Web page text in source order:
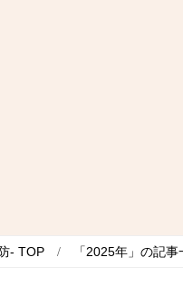
- TOP 「2025年」の記事